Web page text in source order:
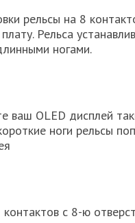
рельсы на 8
Рельса
ногами.
ваш OLED дисплей
ноги рельсы
контактов с 8-ю